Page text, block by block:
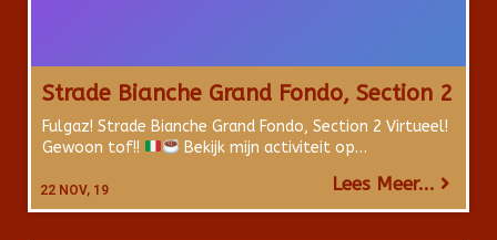
Strade Bianche Grand Fondo, Section 2
22 NOV, 19
Fulgaz! Strade Bianche Grand Fondo, Section 2 Virtueel!
Gewoon tof!!
Bekijk mijn activiteit op…
Lees Meer...